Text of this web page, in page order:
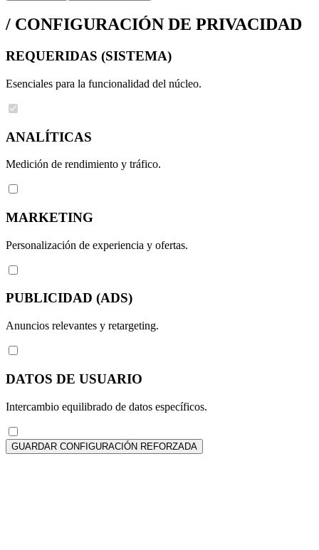
/ CONFIGURACIÓN DE PRIVACIDAD
REQUERIDAS (SISTEMA)
Esenciales para la funcionalidad del núcleo.
ANALÍTICAS
Medición de rendimiento y tráfico.
MARKETING
Personalización de experiencia y ofertas.
PUBLICIDAD (ADS)
Anuncios relevantes y retargeting.
DATOS DE USUARIO
Intercambio equilibrado de datos específicos.
GUARDAR CONFIGURACIÓN REFORZADA